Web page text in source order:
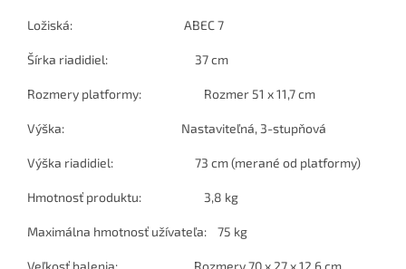
Ložiská: ABEC 7
Šírka riadidiel: 37 cm
Rozmery platformy: Rozmer 51 x 11,7 cm
Výška: Nastaviteľná, 3-stupňová
Výška riadidiel: 73 cm (merané od platformy)
Hmotnosť produktu: 3,8 kg
Maximálna hmotnosť užívateľa: 75 kg